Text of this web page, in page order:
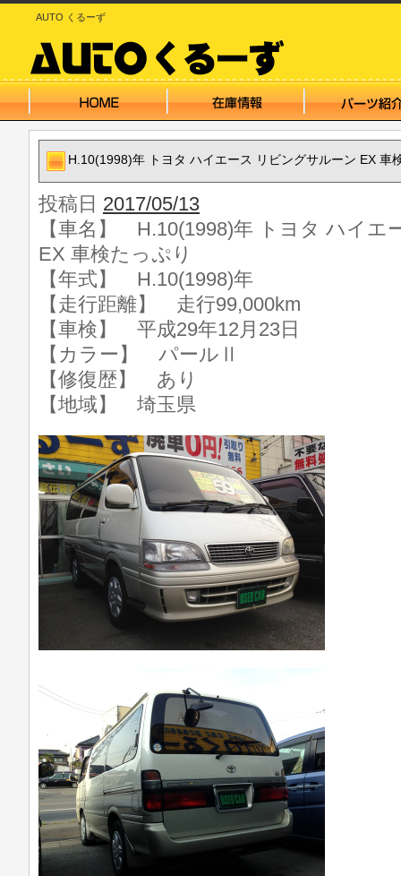
AUTO くるーず
H.10(1998)年 トヨタ ハイエース リビングサルーン EX 車
投稿日 2017/05/13
【車名】 H.10(1998)年 トヨタ ハイエ
EX 車検たっぷり
【年式】 H.10(1998)年
【走行距離】 走行99,000km
【車検】 平成29年12月23日
【カラー】 パールⅡ
【修復歴】 あり
【地域】 埼玉県